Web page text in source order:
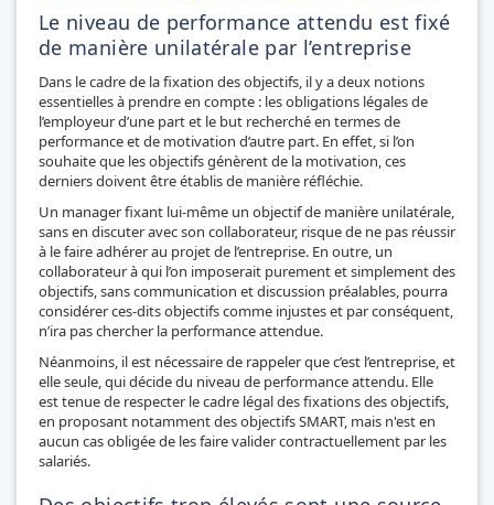
Le niveau de performance attendu est fixé
de manière unilatérale par l’entreprise
Dans le cadre de la fixation des objectifs, il y a deux notions
essentielles à prendre en compte : les obligations légales de
l’employeur d’une part et le but recherché en termes de
performance et de motivation d’autre part. En effet, si l’on
souhaite que les objectifs génèrent de la motivation, ces
derniers doivent être établis de manière réfléchie.
Un manager fixant lui-même un objectif de manière unilatérale,
sans en discuter avec son collaborateur, risque de ne pas réussir
à le faire adhérer au projet de l’entreprise. En outre, un
collaborateur à qui l’on imposerait purement et simplement des
objectifs, sans communication et discussion préalables, pourra
considérer ces-dits objectifs comme injustes et par conséquent,
n’ira pas chercher la performance attendue.
Néanmoins, il est nécessaire de rappeler que c’est l’entreprise, et
elle seule, qui décide du niveau de performance attendu. Elle
est tenue de respecter le cadre légal des fixations des objectifs,
en proposant notamment des objectifs SMART, mais n'est en
aucun cas obligée de les faire valider contractuellement par les
salariés.